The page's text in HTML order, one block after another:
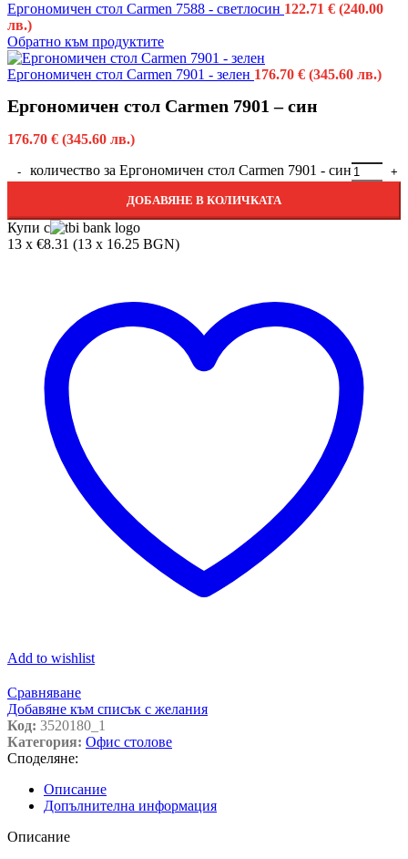
Ергономичен стол Carmen 7588 - светлосин 122.71 € (240.00
лв.)
Обратно към продуктите
Ергономичен стол Carmen 7901 - зелен 176.70 € (345.60 лв.)
Ергономичен стол Carmen 7901 – син
176.70 € (345.60 лв.)
количество за Ергономичен стол Carmen 7901 - син
ДОБАВЯНЕ В КОЛИЧКАТА
Купи с
13 x €8.31 (13 x 16.25 BGN)
Add to wishlist
Сравняване
Добавяне към списък с желания
Код: 3520180_1
Категория: Офис столове
Споделяне:
Описание
Допълнителна информация
Описание